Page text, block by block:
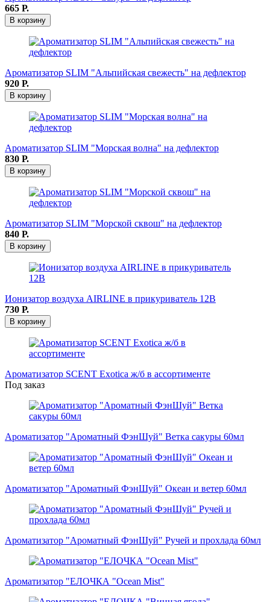
665 Р.
В корзину
Ароматизатор SLIM "Альпийская свежесть" на дефлектор
920 Р.
В корзину
Ароматизатор SLIM "Морская волна" на дефлектор
830 Р.
В корзину
Ароматизатор SLIM "Морской сквош" на дефлектор
840 Р.
В корзину
Ионизатор воздуха AIRLINE в прикуриватель 12B
730 Р.
В корзину
Ароматизатор SCENT Exotica ж/б в ассортименте
Под заказ
Ароматизатор "Ароматный ФэнШуй" Ветка сакуры 60мл
Ароматизатор "Ароматный ФэнШуй" Океан и ветер 60мл
Ароматизатор "Ароматный ФэнШуй" Ручей и прохлада 60мл
Ароматизатор "ЕЛОЧКА "Ocean Mist"